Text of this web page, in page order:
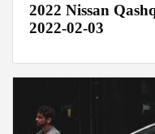
2022 Nissan
2022-02-03